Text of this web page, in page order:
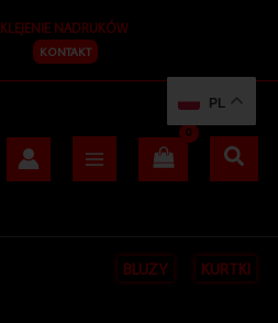
KLEJENIE NADRUKÓW
KONTAKT
BLUZY KURTKI
PL